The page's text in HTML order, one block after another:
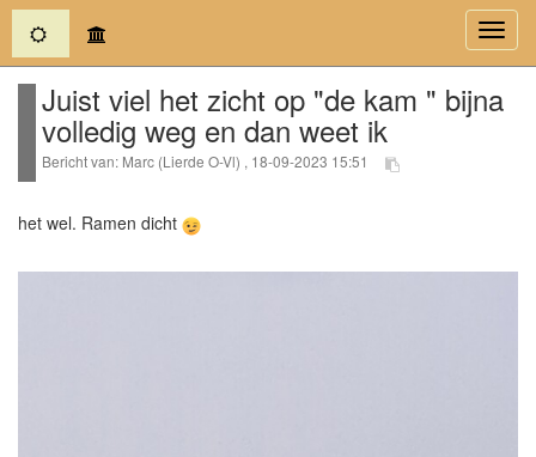
(current)
Juist viel het zicht op "de kam " bijna
volledig weg en dan weet ik
Bericht van: Marc (Lierde O-Vl) , 18-09-2023 15:51
het wel. Ramen dicht